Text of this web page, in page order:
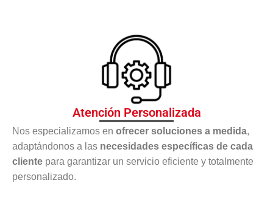
Atención Personalizada
Nos especializamos en ofrecer soluciones a medida,
adaptándonos a las necesidades específicas de cada
cliente para garantizar un servicio eficiente y totalmente
personalizado.